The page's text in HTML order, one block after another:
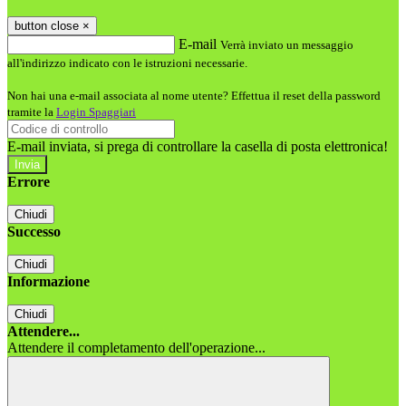
button close ×
E-mail Verrà inviato un messaggio
all'indirizzo indicato con le istruzioni necessarie.
Non hai una e-mail associata al nome utente? Effettua il reset della password
tramite la Login Spaggiari
E-mail inviata, si prega di controllare la casella di posta elettronica!
Errore
Chiudi
Successo
Chiudi
Informazione
Chiudi
Attendere...
Attendere il completamento dell'operazione...